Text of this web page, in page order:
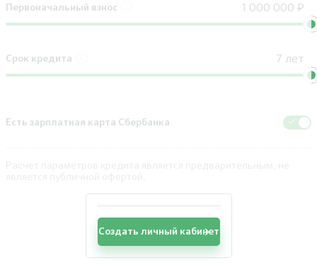
Первоначальный взнос
Срок кредита
Есть зарплатная карта Сбербанка
Создать личный кабинет